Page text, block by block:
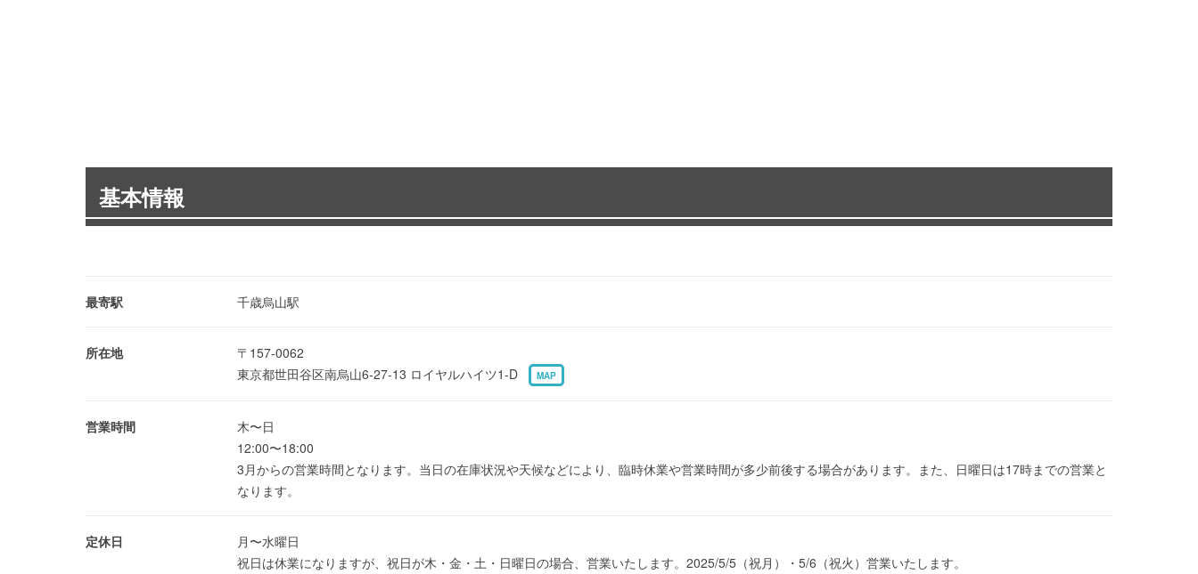
基本情報
最寄駅 千歳烏山駅
所在地
〒157-0062
東京都世田谷区南烏山6-27-13 ロイヤルハイツ1-D
MAP
営業時間
木〜日
12:00〜18:00
3月からの営業時間となります。当日の在庫状況や天候などにより、臨時休業や営業時間が多少前後する場合があります。また、日曜日は17時までの営業と
なります。
定休日
月〜水曜日
祝日は休業になりますが、祝日が木・金・土・日曜日の場合、営業いたします。2025/5/5（祝月）・5/6（祝火）営業いたします。